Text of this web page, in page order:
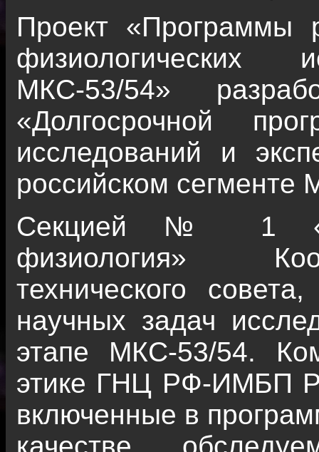
Проект «Программы
МКС-53/54»
«Долгосрочной
исследований и
российском сегменте
Секцией № 1
физиология»
технического
научных задач
этапе МКС-53/54.
этике ГНЦ РФ-ИМБП
включенные в